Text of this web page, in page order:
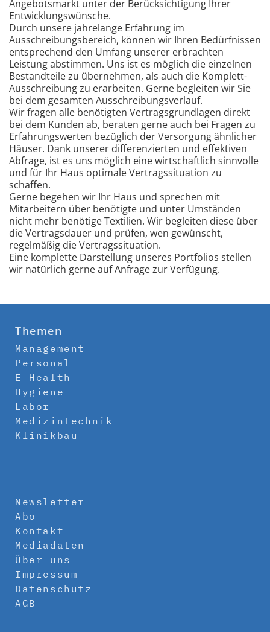
Angebotsmarkt unter der Berücksichtigung Ihrer
Entwicklungswünsche.
Durch unsere jahrelange Erfahrung im
Ausschreibungsbereich, können wir Ihren Bedürfnissen
entsprechend den Umfang unserer erbrachten
Leistung abstimmen. Uns ist es möglich die einzelnen
Bestandteile zu übernehmen, als auch die Komplett-
Ausschreibung zu erarbeiten. Gerne begleiten wir Sie
bei dem gesamten Ausschreibungsverlauf.
Wir fragen alle benötigten Vertragsgrundlagen direkt
bei dem Kunden ab, beraten gerne auch bei Fragen zu
Erfahrungswerten bezüglich der Versorgung ähnlicher
Häuser. Dank unserer differenzierten und effektiven
Abfrage, ist es uns möglich eine wirtschaftlich sinnvolle
und für Ihr Haus optimale Vertragssituation zu
schaffen.
Gerne begehen wir Ihr Haus und sprechen mit
Mitarbeitern über benötigte und unter Umständen
nicht mehr benötige Textilien. Wir begleiten diese über
die Vertragsdauer und prüfen, wen gewünscht,
regelmäßig die Vertragssituation.
Eine komplette Darstellung unseres Portfolios stellen
wir natürlich gerne auf Anfrage zur Verfügung.
Themen
Management
Personal
E-Health
Hygiene
Labor
Medizintechnik
Klinikbau
Newsletter
Abo
Kontakt
Mediadaten
Über uns
Impressum
Datenschutz
AGB